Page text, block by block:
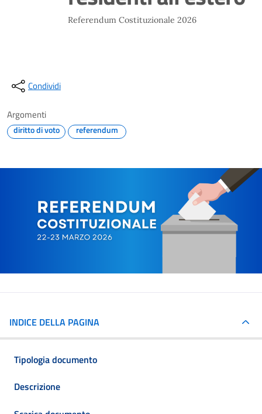
Referendum Costituzionale 2026
Condividi
Argomenti
diritto di voto referendum
INDICE DELLA PAGINA
Tipologia documento
Descrizione